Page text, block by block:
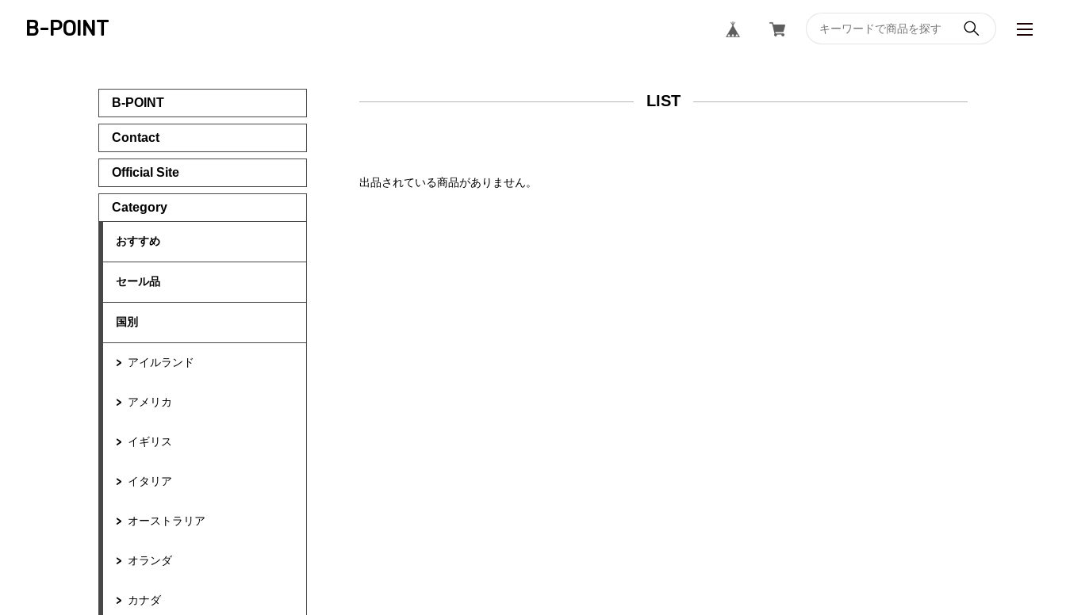
B-POINT
B-POINT
Contact
Official Site
Category
おすすめ
セール品
国別
アイルランド
アメリカ
イギリス
イタリア
オーストラリア
オランダ
カナダ
LIST
出品されている商品がありません。